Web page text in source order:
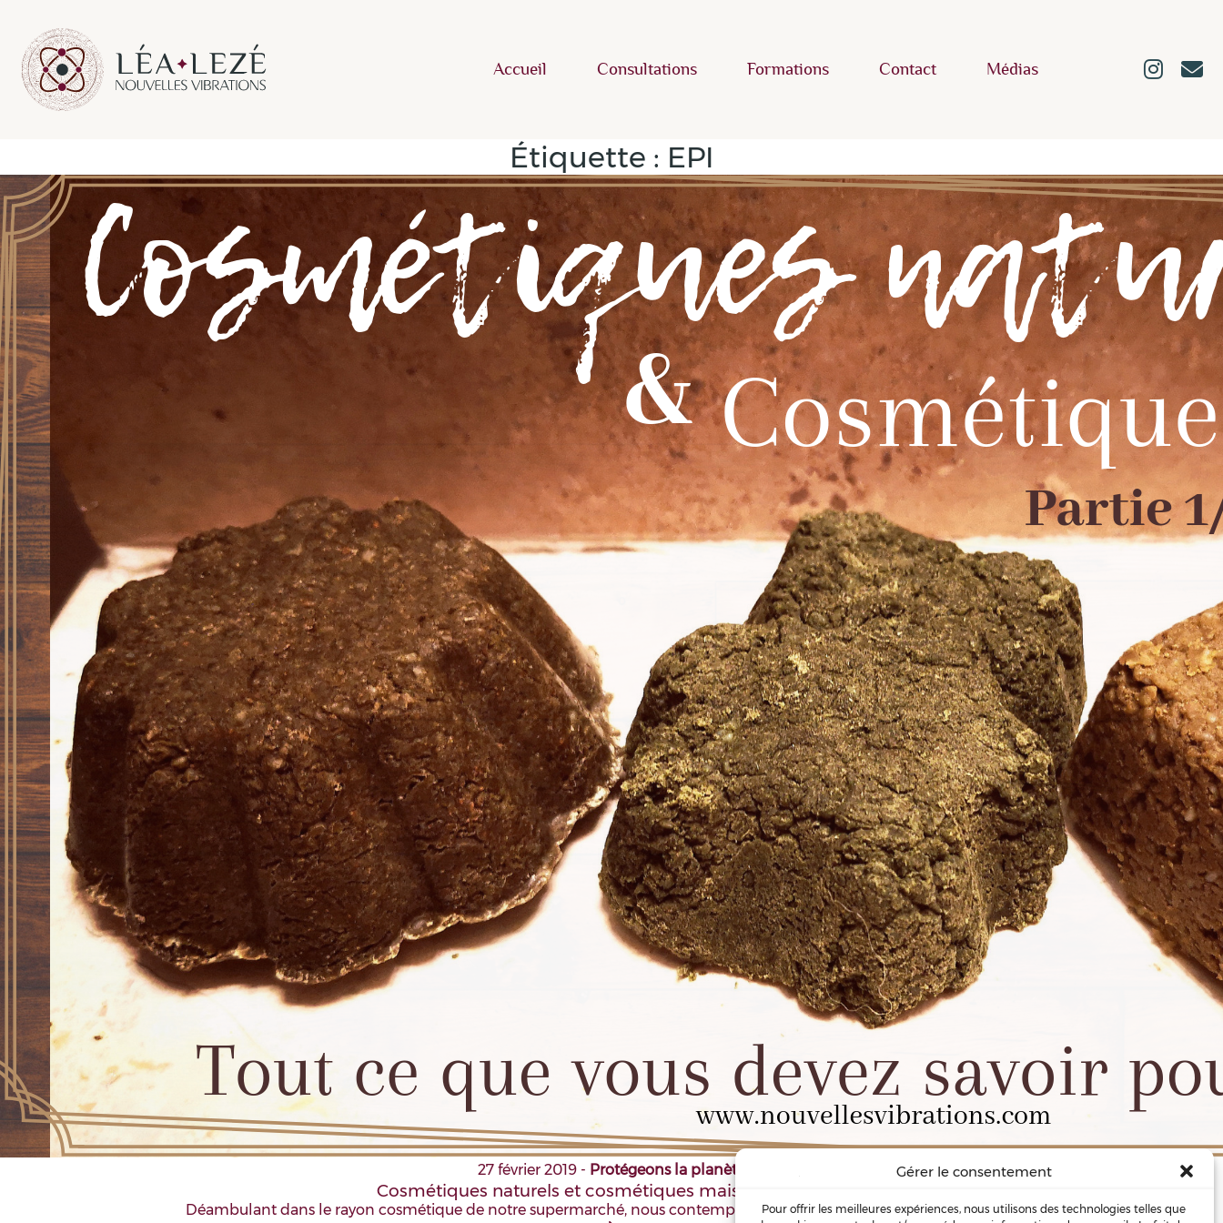
Gérer le consentement
Pour offrir les meilleures expériences, nous utilisons des technologies telles que
Accueil Consultations Formations Contact Médias
Étiquette : EPI
27 février 2019 - Protégeons la planète
Cosmétiques naturels et cosmétiques maison - Partie 1
Déambulant dans le rayon cosmétique de notre supermarché, nous contemplons avec attention les nombreux flacons …